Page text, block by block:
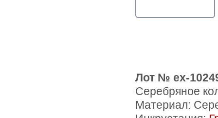
Лот № ex-
Серебряное
Материал: